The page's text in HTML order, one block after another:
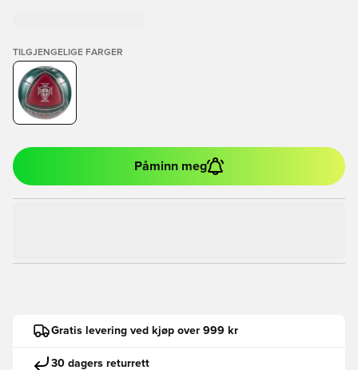
TILGJENGELIGE FARGER
Påminn meg
Gratis levering ved kjøp over 999 kr
30 dagers returrett